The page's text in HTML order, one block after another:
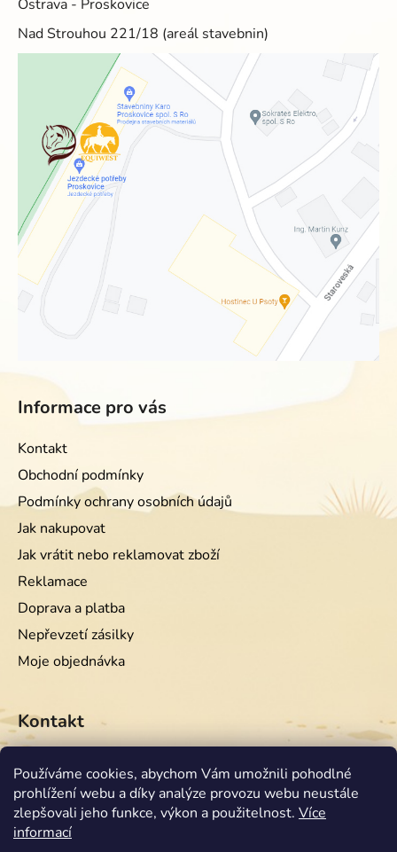
Používáme cookies, abychom Vám umožnili pohodlné
prohlížení webu a díky analýze provozu webu neustále
zlepšovali jeho funkce, výkon a použitelnost. Více
informací
Ostrava - Proskovice
Nad Strouhou 221/18 (areál stavebnin)
Informace pro vás
Kontakt
Obchodní podmínky
Podmínky ochrany osobních údajů
Jak nakupovat
Jak vrátit nebo reklamovat zboží
Reklamace
Doprava a platba
Nepřevzetí zásilky
Moje objednávka
Kontakt
info @equiwest.cz
+420724001554